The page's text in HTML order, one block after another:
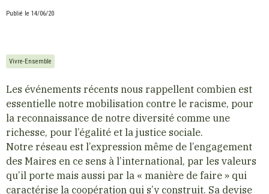
Publié le 14/06/20
Vivre-Ensemble
Les événements récents nous rappellent combien est
essentielle notre mobilisation contre le racisme, pour
la reconnaissance de notre diversité comme une
richesse, pour l’égalité et la justice sociale.
Notre réseau est l’expression même de l’engagement
des Maires en ce sens à l’international, par les valeurs
qu’il porte mais aussi par la « manière de faire » qui
caractérise la coopération qui s’y construit. Sa devise